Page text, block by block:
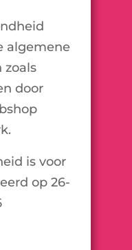
algemene
zoals
door
is voor
op 26-